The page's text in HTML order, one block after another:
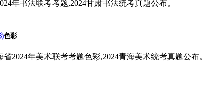
年书法联考考题,2024甘肃书法统考真题公布。
)色彩
2024年美术联考考题色彩,2024青海美术统考真题公布。